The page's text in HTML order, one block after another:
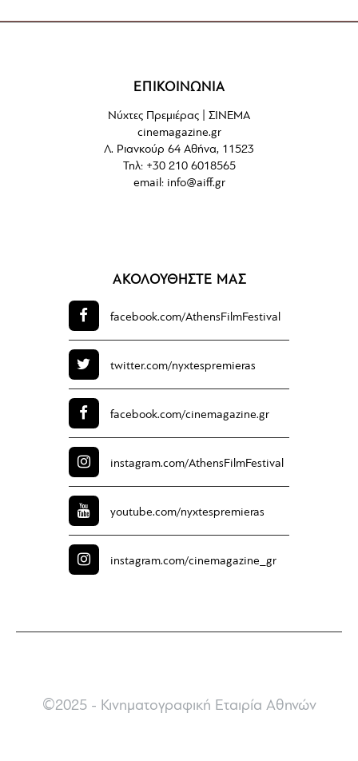
ΕΠΙΚΟΙΝΩΝΙΑ
Νύχτες Πρεμιέρας | ΣΙΝΕΜΑ
cinemagazine.gr
Λ. Ριανκούρ 64 Αθήνα, 11523
Τηλ: +30 210 6018565
email: info@aiff.gr
ΑΚΟΛΟΥΘΗΣΤΕ ΜΑΣ
facebook.com/AthensFilmFestival
twitter.com/nyxtespremieras
facebook.com/cinemagazine.gr
instagram.com/AthensFilmFestival
youtube.com/nyxtespremieras
instagram.com/cinemagazine_gr
©2025 - Κινηματογραφική Εταιρία Αθηνών